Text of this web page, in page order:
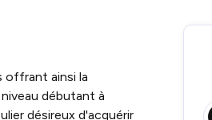
offrant ainsi la
débutant à
désireux d'acquérir